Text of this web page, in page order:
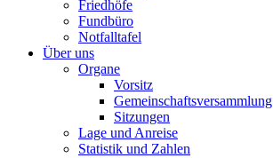
Friedhöfe
Fundbüro
Notfalltafel
Über uns
Organe
Vorsitz
Gemeinschaftsversammlung
Sitzungen
Lage und Anreise
Statistik und Zahlen